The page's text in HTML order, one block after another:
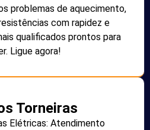
problemas de aquecimento,
com rapidez e
qualificados prontos para
Ligue agora!
Torneiras
Elétricas: Atendimento